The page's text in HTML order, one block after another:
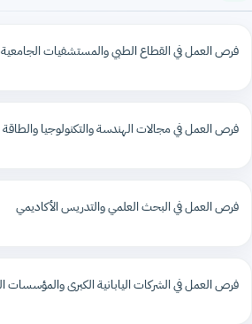
فرص العمل في القطاع الطبي والمستشفيات الجامعية
فرص العمل في مجالات الهندسة والتكنولوجيا والطاقة
فرص العمل في البحث العلمي والتدريس الأكاديمي
فرص العمل في الشركات اليابانية الكبرى والمؤسسات